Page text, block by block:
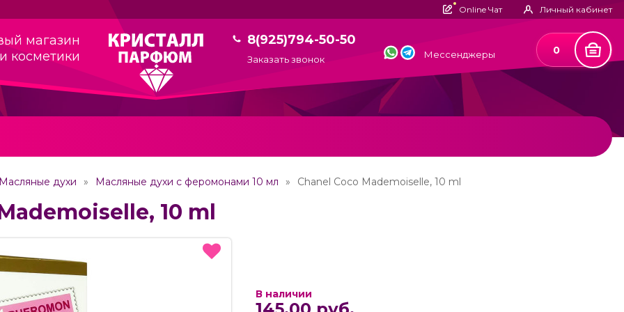
Online Чат Личный кабинет
магазин
косметики
8(925)794-50-50
Заказать звонок Мессенджеры 0
Масляные духи Масляные духи с феромонами 10 мл Chanel Coco Mademoiselle, 10 ml
10 ml
В наличии